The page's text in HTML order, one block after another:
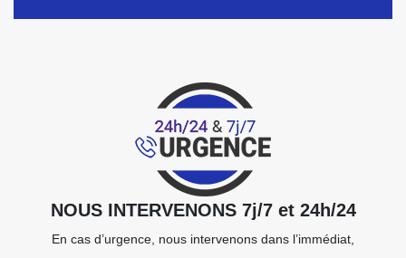
NOUS INTERVENONS 7j/7 et 24h/24
En cas d’urgence, nous intervenons dans l’immédiat,